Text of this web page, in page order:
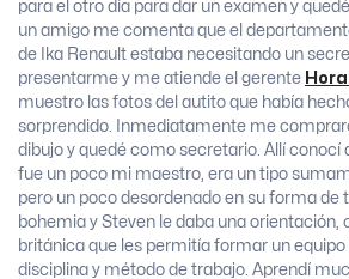
para el otro día para dar un examen y
un amigo me comenta que el
de Ika Renault estaba necesitando un
presentarme y me atiende el gerente
muestro las fotos del autito que había
sorprendido. Inmediatamente me
dibujo y quedé como secretario. Allí conocí
fue un poco mi maestro, era un tipo
pero un poco desordenado en su forma de
bohemia y Steven le daba una orientación,
británica que les permitía formar un
disciplina y método de trabajo. Aprendí